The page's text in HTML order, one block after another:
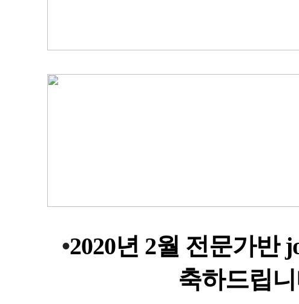
•2020년 2월 전문가반
축하드립